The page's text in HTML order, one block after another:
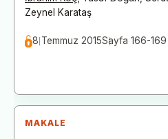
Zeynel Karataş
8 Temmuz 2015Sayfa 166-169
MAKALE